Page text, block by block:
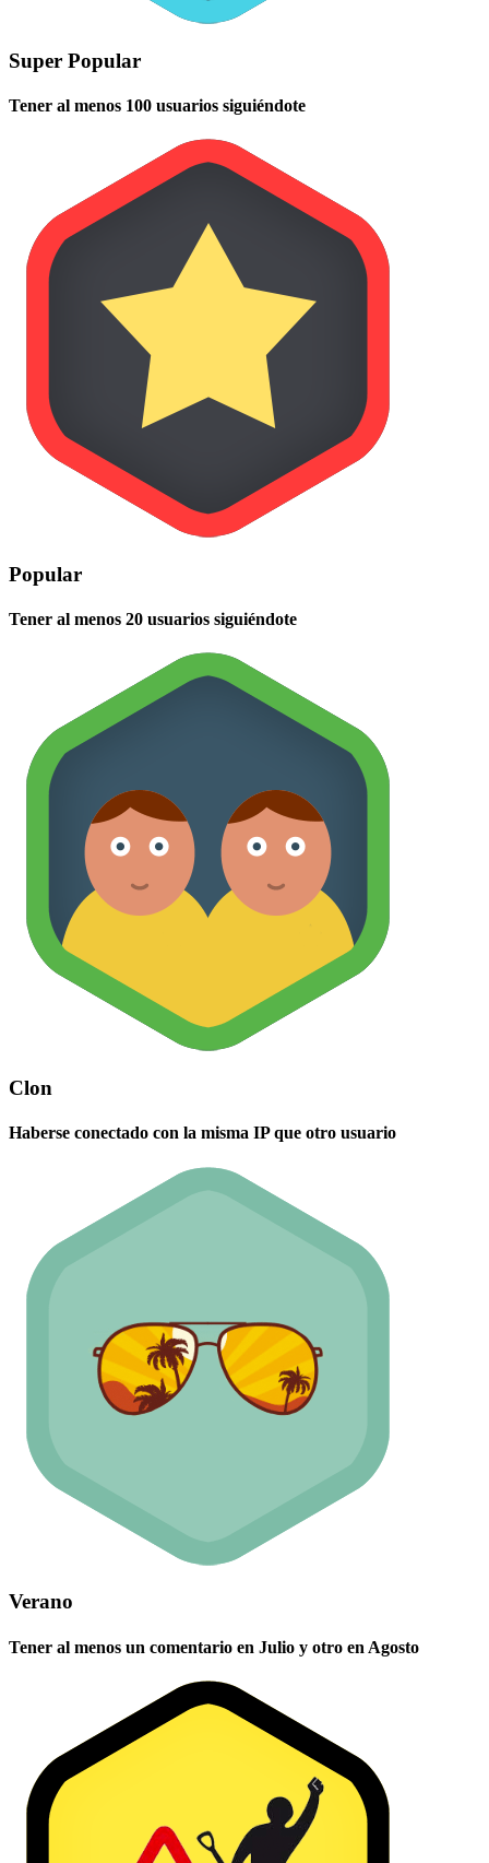
Super Popular
Tener al menos 100 usuarios siguiéndote
Popular
Tener al menos 20 usuarios siguiéndote
Clon
Haberse conectado con la misma IP que otro usuario
Verano
Tener al menos un comentario en Julio y otro en Agosto